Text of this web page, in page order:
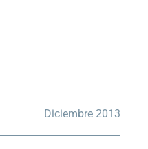
Diciembre 2013